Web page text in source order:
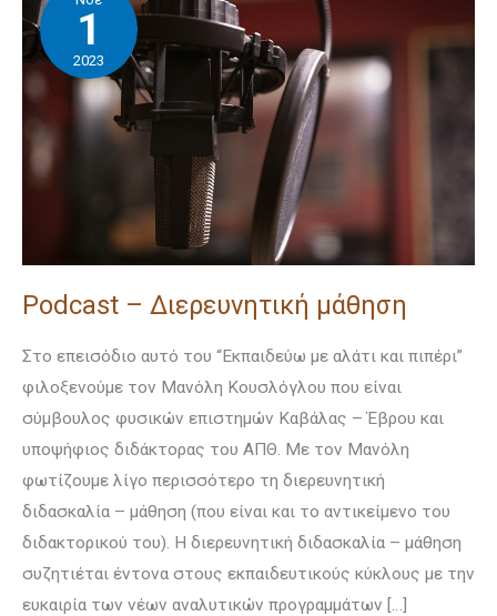
1
2023
Podcast – Διερευνητική μάθηση
Στο επεισόδιο αυτό του “Εκπαιδεύω με αλάτι και πιπέρι”
φιλοξενούμε τον Μανόλη Κουσλόγλου που είναι
σύμβουλος φυσικών επιστημών Καβάλας – Έβρου και
υποψήφιος διδάκτορας του ΑΠΘ. Με τον Μανόλη
φωτίζουμε λίγο περισσότερο τη διερευνητική
διδασκαλία – μάθηση (που είναι και το αντικείμενο του
διδακτορικού του). Η διερευνητική διδασκαλία – μάθηση
συζητιέται έντονα στους εκπαιδευτικούς κύκλους με την
ευκαιρία των νέων αναλυτικών προγραμμάτων […]
–
Διερευνητική
μάθηση